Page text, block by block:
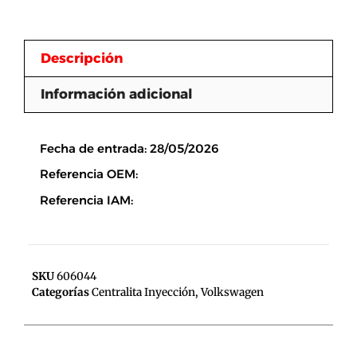
Descripción
Información adicional
Fecha de entrada: 28/05/2026
Referencia OEM:
Referencia IAM:
SKU606044
CategoríasCentralita Inyección,Volkswagen